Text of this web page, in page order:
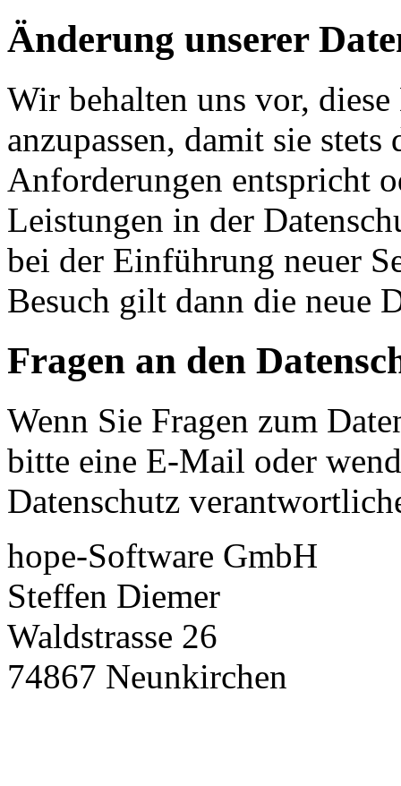
Änderung unserer
Wir behalten uns vor,
anzupassen, damit sie
Anforderungen entspricht
Leistungen in der
bei der Einführung neuer
Besuch gilt dann die neue
Fragen an den
Wenn Sie Fragen zum
bitte eine E-Mail oder
Datenschutz
hope-Software GmbH
Steffen Diemer
Waldstrasse 26
74867 Neunkirchen